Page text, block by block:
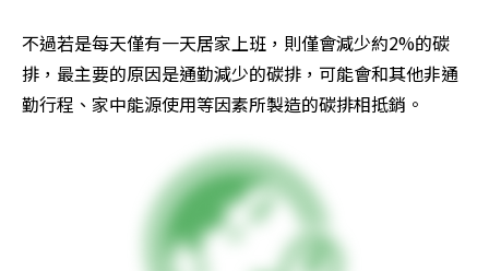
不過若是每天僅有一天居家上班，則僅會減少約2%的碳
排，最主要的原因是通勤減少的碳排，可能會和其他非通
勤行程、家中能源使用等因素所製造的碳排相抵銷。